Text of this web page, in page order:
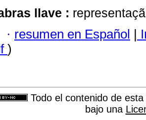
llave :
· resumen en Español |
)
Todo el contenido de
bajo una